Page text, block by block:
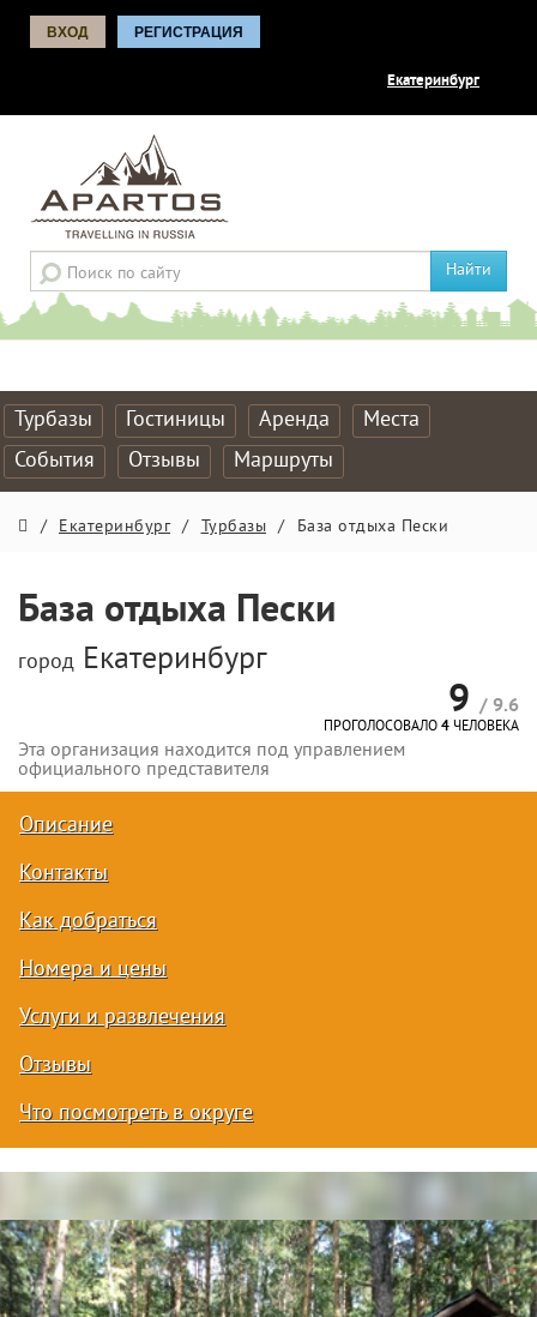
ВХОД РЕГИСТРАЦИЯ
Екатеринбург
Найти
Турбазы Гостиницы Аренда
Места
События
Отзывы Маршруты
/ Екатеринбург / Турбазы / База отдыха Пески
База отдыха Пески
город Екатеринбург
9 / 9.6
ПРОГОЛОСОВАЛО 4 ЧЕЛОВЕКА
Эта организация находится под управлением
официального представителя
Описание
Контакты
Как добраться
Номера и цены
Услуги и развлечения
Отзывы
Что посмотреть в округе